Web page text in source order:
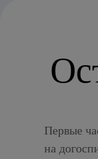
Первые
на